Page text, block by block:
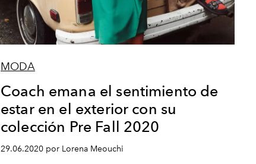
MODA
Coach emana el sentimiento de
estar en el exterior con su
colección Pre Fall 2020
29.06.2020 por Lorena Meouchi